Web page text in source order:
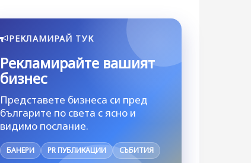
РЕКЛАМИРАЙ ТУК
Рекламирайте вашият
бизнес
Представете бизнеса си пред
българите по света с ясно и
видимо послание.
БАНЕРИ PR ПУБЛИКАЦИИ СЪБИТИЯ